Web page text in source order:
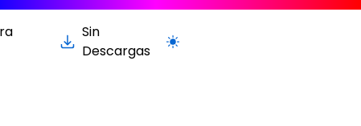
Sin
Descargas
Cambiar a la versión clara / oscura